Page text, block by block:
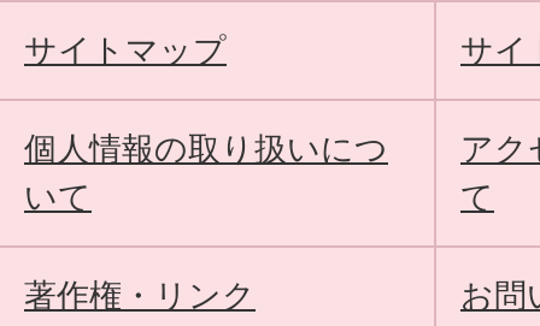
サイトマップ サイ
個人情報の取り扱いにつ
いて
アク
て
著作権・リンク お問